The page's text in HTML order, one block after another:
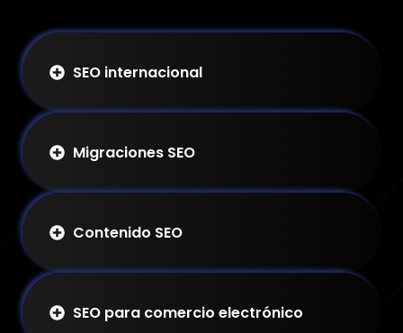
SEO internacional
Migraciones SEO
Contenido SEO
SEO para comercio electrónico